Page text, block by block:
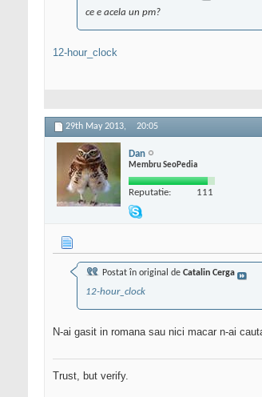
ce e acela un pm?
12-hour_clock
29th May 2013, 20:05
Dan
Membru SeoPedia
Reputatie: 111
Postat în original de Catalin Cerga
12-hour_clock
N-ai gasit in romana sau nici macar n-ai
Trust, but verify.